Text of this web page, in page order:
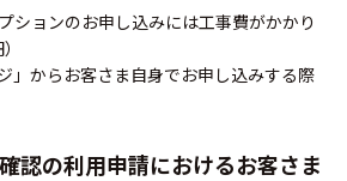
ションのお申し込みには工事費がかかり
」からお客さま自身でお申し込みする際
認の利用申請におけるお客さま